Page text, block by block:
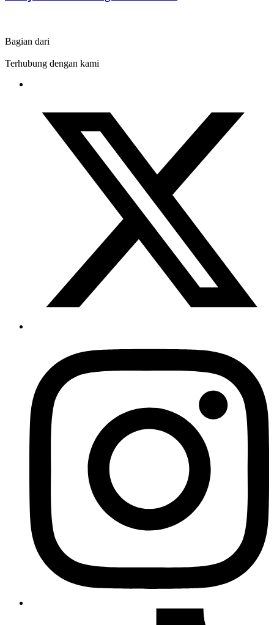
Bagian dari
Terhubung dengan kami